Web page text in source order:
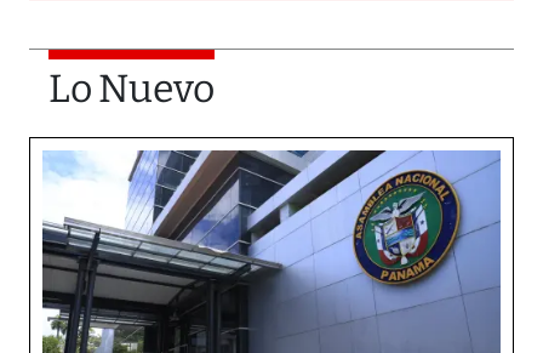
Lo Nuevo